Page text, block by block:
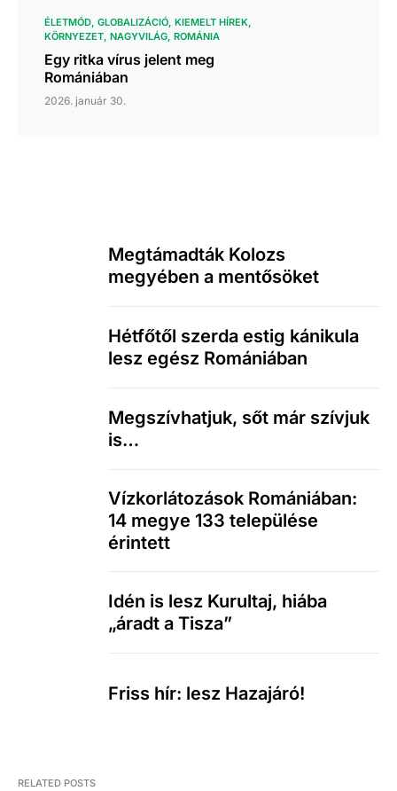
ÉLETMÓD GLOBALIZÁCIÓ KIEMELT HÍREK
KÖRNYEZET NAGYVILÁG ROMÁNIA
Egy ritka vírus jelent meg
Romániában
2026. január 30.
Megtámadták Kolozs
megyében a mentősöket
Hétfőtől szerda estig kánikula
lesz egész Romániában
Megszívhatjuk, sőt már szívjuk
is…
Vízkorlátozások Romániában:
14 megye 133 települése
érintett
Idén is lesz Kurultaj, hiába
„áradt a Tisza”
Friss hír: lesz Hazajáró!
RELATED POSTS